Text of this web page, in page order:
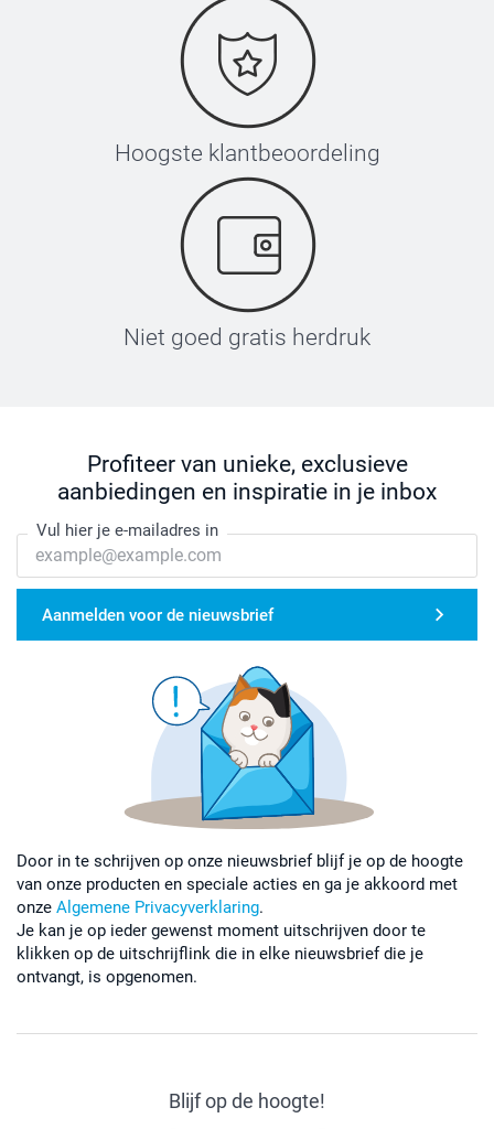
Hoogste klantbeoordeling
Niet goed gratis herdruk
Profiteer van unieke, exclusieve
aanbiedingen en inspiratie in je inbox
Vul hier je e-mailadres in
Aanmelden voor de nieuwsbrief
Door in te schrijven op onze nieuwsbrief blijf je op de hoogte
van onze producten en speciale acties en ga je akkoord met
onze Algemene Privacyverklaring.
Je kan je op ieder gewenst moment uitschrijven door te
klikken op de uitschrijflink die in elke nieuwsbrief die je
ontvangt, is opgenomen.
Blijf op de hoogte!